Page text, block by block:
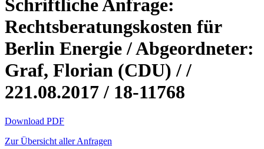
Schriftliche Anfrage:
Rechtsberatungskosten für
Berlin Energie / Abgeordneter:
Graf, Florian (CDU) / /
221.08.2017 / 18-11768
Download PDF
Zur Übersicht aller Anfragen